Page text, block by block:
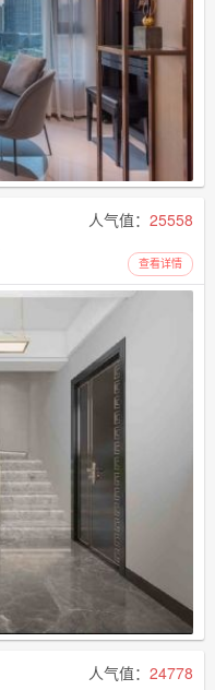
人气值： 25558
查看详情
人气值： 24778